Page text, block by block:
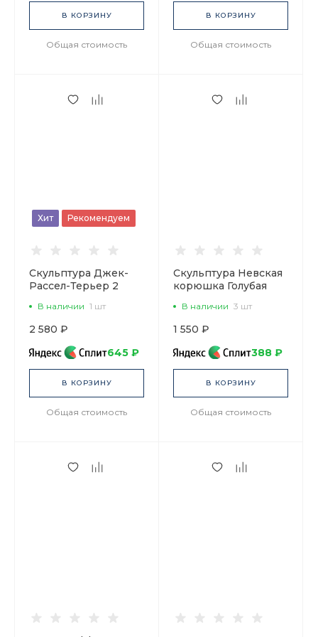
В КОРЗИНУ
Общая стоимость
В КОРЗИНУ
Общая стоимость
Хит Рекомендуем
Скульптура Джек-
Рассел-Терьер 2
82.80394.00.1
В наличии 1 шт
2 580 ₽
645 ₽
В КОРЗИНУ
Общая стоимость
Скульптура Невская
корюшка Голубая
82.50075.00.1
В наличии 3 шт
1 550 ₽
388 ₽
В КОРЗИНУ
Общая стоимость